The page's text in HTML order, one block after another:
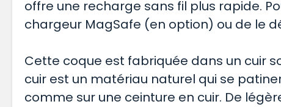
offre une recharge sans fil plus rapide.
chargeur MagSafe (en option) ou de le
Cette coque est fabriquée dans un cuir
cuir est un matériau naturel qui se
comme sur une ceinture en cuir. De